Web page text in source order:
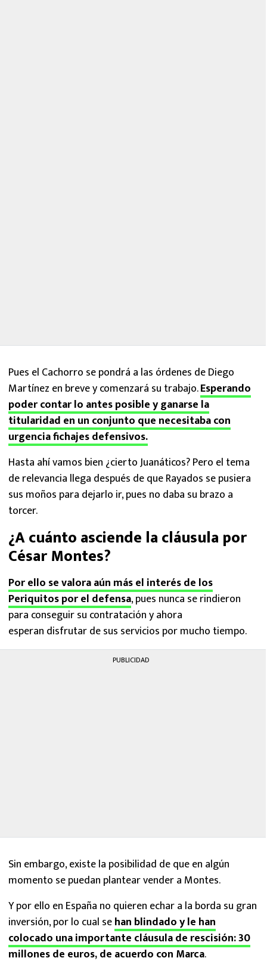
Pues el Cachorro se pondrá a las órdenes de Diego
Martínez en breve y comenzará su trabajo.Esperando
poder contar lo antes posible y ganarse la
titularidad en un conjunto que necesitaba con
urgencia fichajes defensivos.
Hasta ahí vamos bien ¿cierto Juanáticos? Pero el tema
de relevancia llega después de que Rayados se pusiera
sus moños para dejarlo ir, pues no daba su brazo a
torcer.
¿A cuánto asciende la cláusula por
César Montes?
Por ello se valora aún más el interés de los
Periquitos por el defensa, pues nunca se rindieron
para conseguir su contratación y ahora
esperan disfrutar de sus servicios por mucho tiempo.
PUBLICIDAD
Sin embargo, existe la posibilidad de que en algún
momento se puedan plantear vender a Montes.
Y por ello en España no quieren echar a la borda su gran
inversión, por lo cual sehan blindado y le han
colocado una importante cláusula de rescisión: 30
millones de euros, de acuerdo con Marca.